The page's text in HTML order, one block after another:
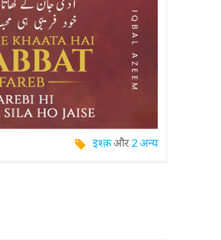
इश्क़और 2 अन्य